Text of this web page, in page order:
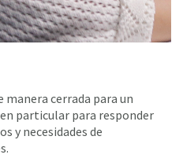
manera cerrada para un
particular para responder
y necesidades de